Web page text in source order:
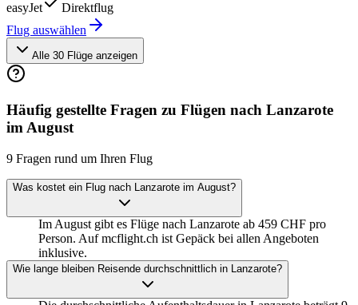
easyJet
Direktflug
Flug auswählen
Alle 30 Flüge anzeigen
Häufig gestellte Fragen zu Flügen nach Lanzarote
im August
9 Fragen rund um Ihren Flug
Was kostet ein Flug nach Lanzarote im August?
Im August gibt es Flüge nach Lanzarote ab 459 CHF pro
Person. Auf mcflight.ch ist Gepäck bei allen Angeboten
inklusive.
Wie lange bleiben Reisende durchschnittlich in Lanzarote?